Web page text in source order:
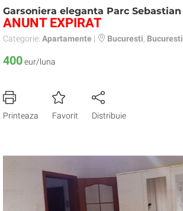
Garsoniera eleganta Parc Sebastian
ANUNT EXPIRAT
Categorie: Apartamente | Bucuresti Bucuresti
400eur/luna
Printeaza Favorit Distribuie